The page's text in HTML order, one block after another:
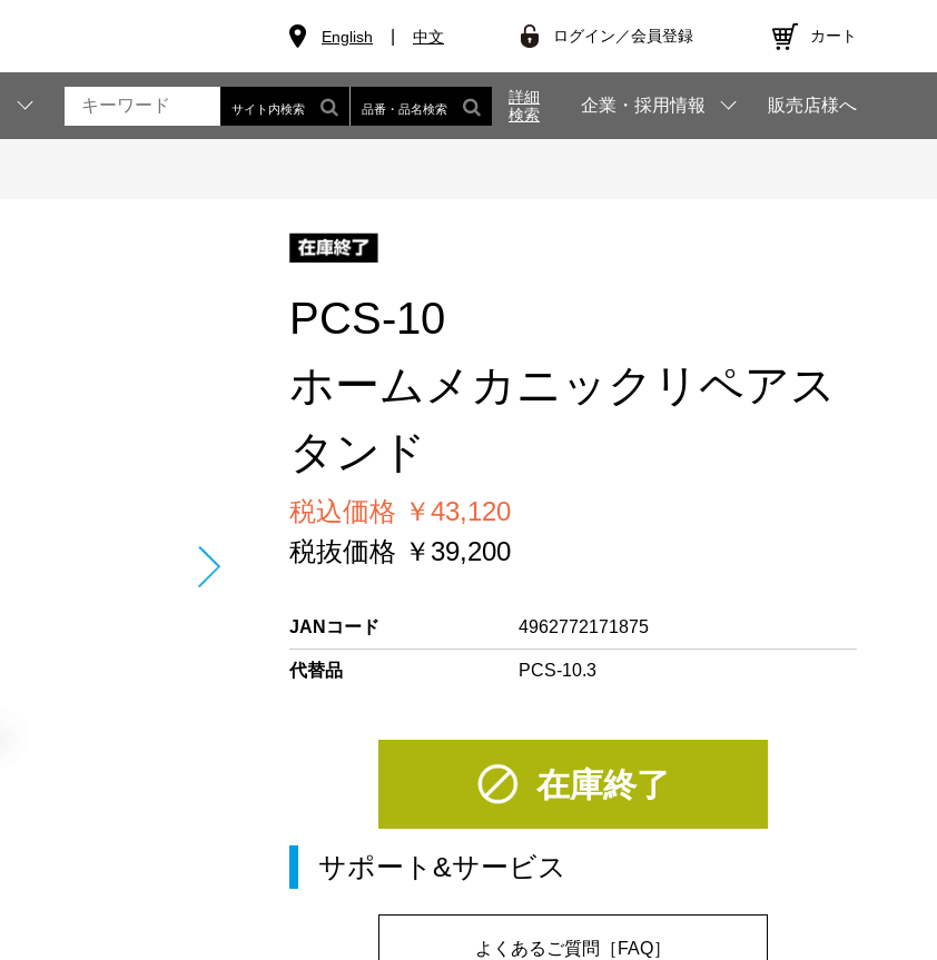
English 中文 ログイン／会員登録 カート
サイト内検索 品番・品名検索
詳細
検索
企業・採用情報 販売店様へ
PCS-10
ホームメカニックリペアス
タンド
税込価格 ￥43,120
税抜価格 ￥39,200
JANコード 4962772171875
代替品 PCS-10.3
在庫終了
サポート&サービス
よくあるご質問［FAQ］